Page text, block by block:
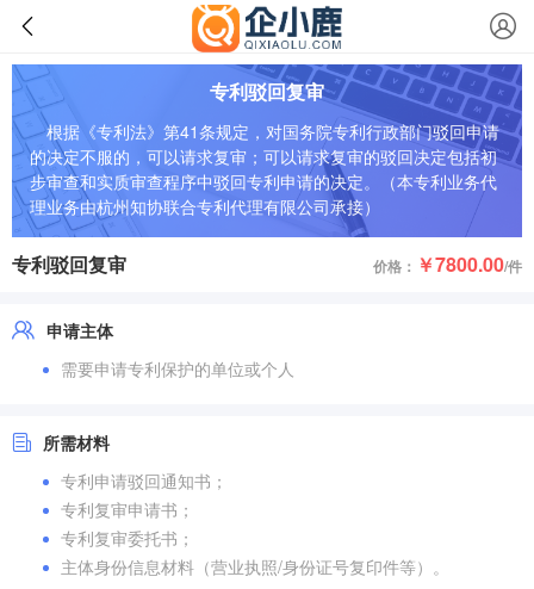
专利驳回复审
根据《专利法》第41条规定，对国务院专利行政部门驳回申请
的决定不服的，可以请求复审；可以请求复审的驳回决定包括初
步审查和实质审查程序中驳回专利申请的决定。（本专利业务代
理业务由杭州知协联合专利代理有限公司承接）
专利驳回复审 价格： ￥7800.00/件
申请主体
需要申请专利保护的单位或个人
所需材料
专利申请驳回通知书；
专利复审申请书；
专利复审委托书；
主体身份信息材料（营业执照/身份证号复印件等）。